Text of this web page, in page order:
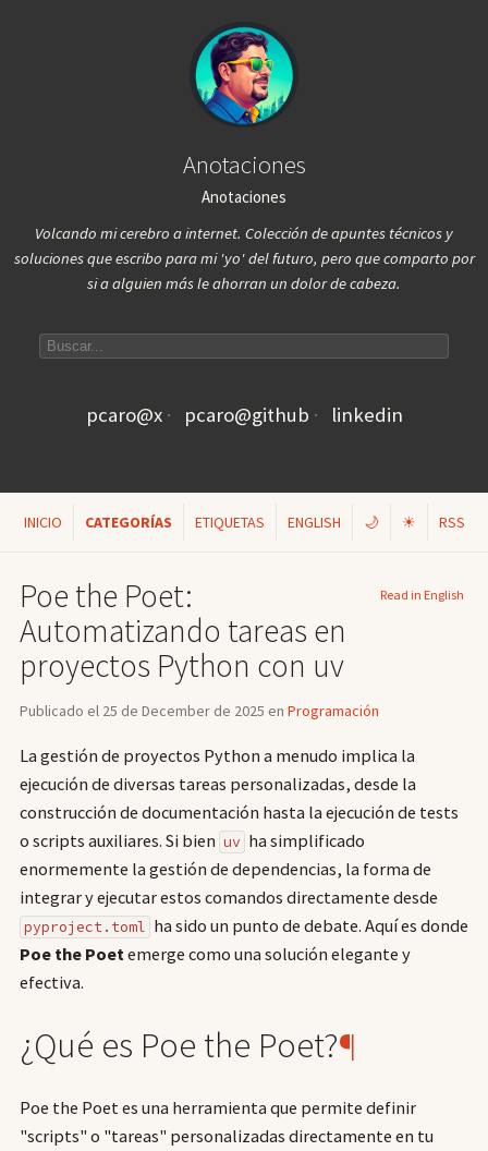
Anotaciones
Anotaciones
Volcando mi cerebro a internet. Colección de apuntes técnicos y
soluciones que escribo para mi 'yo' del futuro, pero que comparto por
si a alguien más le ahorran un dolor de cabeza.
pcaro@x pcaro@github linkedin
INICIO CATEGORÍAS ETIQUETAS ENGLISH 🌙 ☀ RSS
Read in English
Poe the Poet:
Automatizando tareas en
proyectos Python con uv
Publicado el 25 de December de 2025 en Programación
La gestión de proyectos Python a menudo implica la
ejecución de diversas tareas personalizadas, desde la
construcción de documentación hasta la ejecución de tests
o scripts auxiliares. Si bien uv ha simplificado
enormemente la gestión de dependencias, la forma de
integrar y ejecutar estos comandos directamente desde
pyproject.toml ha sido un punto de debate. Aquí es donde
Poe the Poet emerge como una solución elegante y
efectiva.
¿Qué es Poe the Poet?¶
Poe the Poet es una herramienta que permite definir
"scripts" o "tareas" personalizadas directamente en tu